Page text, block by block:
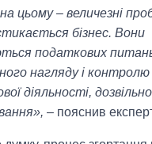
цьому – величезні
бізнес. Вони
податкових
нагляду і контролю
діяльності,
– пояснив